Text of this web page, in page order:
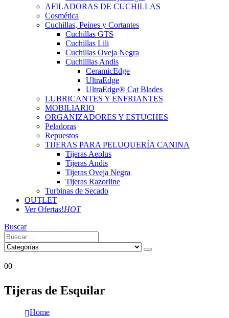
AFILADORAS DE CUCHILLAS
Cosmética
Cuchillas, Peines y Cortantes
Cuchillas GTS
Cuchillas Lili
Cuchillas Oveja Negra
Cuchilllas Andis
CeramicEdge
UltraEdge
UltraEdge® Cat Blades
LUBRICANTES Y ENFRIANTES
MOBILIARIO
ORGANIZADORES Y ESTUCHES
Peladoras
Repuestos
TIJERAS PARA PELUQUERÍA CANINA
Tijeras Aeolus
Tijeras Andis
Tijeras Oveja Negra
Tijeras Razorline
Turbinas de Secado
OUTLET
Ver Ofertas!HOT
Buscar
00
Tijeras de Esquilar
Home